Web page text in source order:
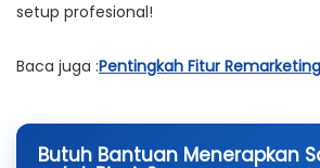
setup profesional!
Baca juga :Pentingkah Fitur
Butuh Bantuan Menerapkan